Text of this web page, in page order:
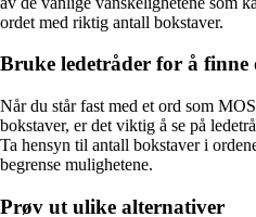
ordet med riktig antall bokstaver.
Bruke ledetråder for å finne
Når du står fast med et ord som
bokstaver, er det viktig å se på
Ta hensyn til antall bokstaver i
begrense mulighetene.
Prøv ut ulike alternativer